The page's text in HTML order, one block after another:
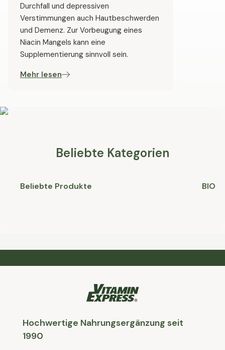
Durchfall und depressiven
Verstimmungen auch Hautbeschwerden
und Demenz. Zur Vorbeugung eines
Niacin Mangels kann eine
Supplementierung sinnvoll sein.
Mehr lesen
Beliebte Kategorien
Beliebte Produkte BIO
Hochwertige Nahrungsergänzung seit
1990